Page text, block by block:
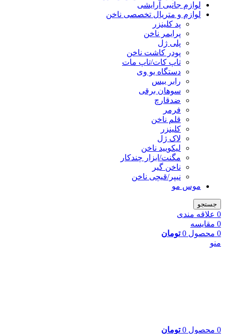
لوازم جانبی آرایشی
لوازم و متریال تخصصی ناخن
پد کلینزر
پرایمر ناخن
پلی ژل
پودر کاشت ناخن
تاپ کات/تاپ مات
دستگاه یو وی
رابر بیس
سوهان برقی
ضدقارچ
فرمر
قلم ناخن
کلینزر
لاک ژل
لیکوييد ناخن
مگنت/ابزار چندکار
ناخن گیر
نیپر/قیچی ناخن
موس مو
جستجو
0 علاقه مندی
0 مقایسه
0 محصول 0 تومان
منو
0 محصول 0 تومان